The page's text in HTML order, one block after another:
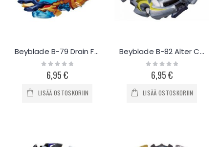
Beyblade B-79 Drain Fafnir
Rating:
0%6,95 €
LISÄÄ OSTOSKORIIN
Beyblade B-82 Alter Chronos
Rating:
0%6,95 €
LISÄÄ OSTOSKORIIN